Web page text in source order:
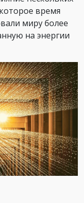
время
миру более
на энергии